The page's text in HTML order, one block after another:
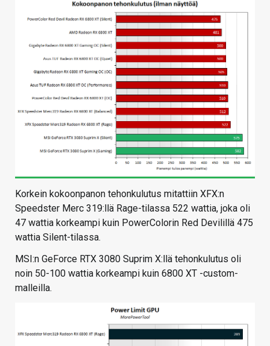
Korkein kokoonpanon tehonkulutus mitattiin XFX:n
Speedster Merc 319:llä Rage-tilassa 522 wattia, joka oli
47 wattia korkeampi kuin PowerColorin Red Devilillä 475
wattia Silent-tilassa.
MSI:n GeForce RTX 3080 Suprim X:llä tehonkulutus oli
noin 50-100 wattia korkeampi kuin 6800 XT -custom-
malleilla.